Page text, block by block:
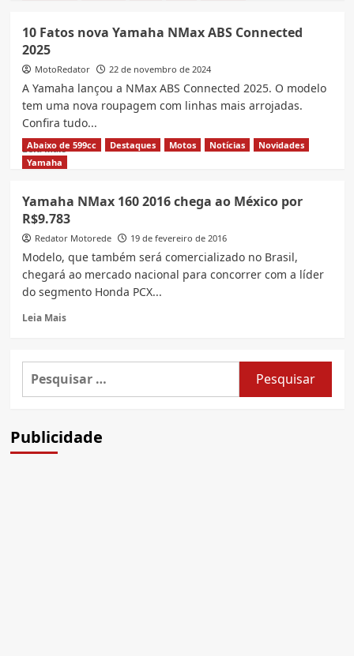
NMAX
Connected
2026,
ficha
técnica
e
preço
atualizado
10 Fatos nova Yamaha NMax ABS Connected
2025
MotoRedator 22 de novembro de 2024
A Yamaha lançou a NMax ABS Connected 2025. O modelo
tem uma nova roupagem com linhas mais arrojadas.
Confira tudo...
Leia MaisRead
Fatos
nova
Yamaha
NMax
ABS
Connected
2025
Abaixo de 599cc Destaques Motos Notícias
Novidades
Yamaha
Yamaha NMax 160 2016 chega ao México por
R$9.783
Redator Motorede 19 de fevereiro de 2016
Modelo, que também será comercializado no Brasil,
chegará ao mercado nacional para concorrer com a líder
do segmento Honda PCX...
Leia MaisRead
Yamaha
NMax
ao
Pesquisar
por:
Publicidade